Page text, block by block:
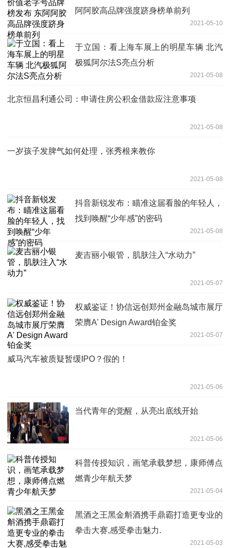
阿阿胶高品牌强度跻身榜单前列
2021-05-10
于立国：看上海车展上的明星车辆 北汽
极狐阿尔法S亮点分析
2021-05-08
北京恒昌利通公司：申请住房公积金借款应注意事项
2021-05-08
一岁孩子发脾气如何处理，张秀根来教你
2021-05-08
抖音新锐发布：瞄准这届看脸的年轻人，
找到唤醒“少年感”的密码
2021-05-08
麦吉丽小银管，肌肤注入“水动力”
2021-05-07
权威鉴证！协信远创郑州金融岛城市展厅
荣膺A' Design Award铂金奖
2021-05-07
威马汽车被质疑暂缓IPO？假的！
2021-05-06
当代青年的觉醒，从亮出底线开始
2021-05-06
科普传授知识，画笔承载梦想，康师傅点
燃青少年航天梦
2021-05-04
黑酒之王黑金斛酒携手鼎霸打造更专业的
拳击大赛,感受拳击魅力.
2021-05-03